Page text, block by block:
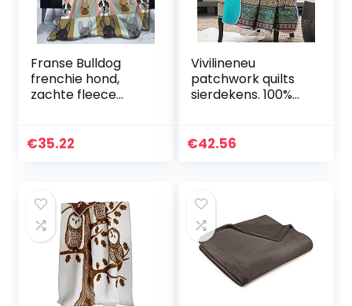
Franse Bulldog
frenchie hond,
zachte fleece
flanel
€35.22
Vivilineneu
patchwork quilts
sierdekens. 100%
Boheemse
bed…
€42.56